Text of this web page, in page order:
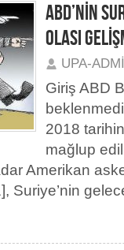
ABD’NİN
OLASI
UPA-
Giriş ABD
2018
mağlup
Amerikan
Suriye’nin